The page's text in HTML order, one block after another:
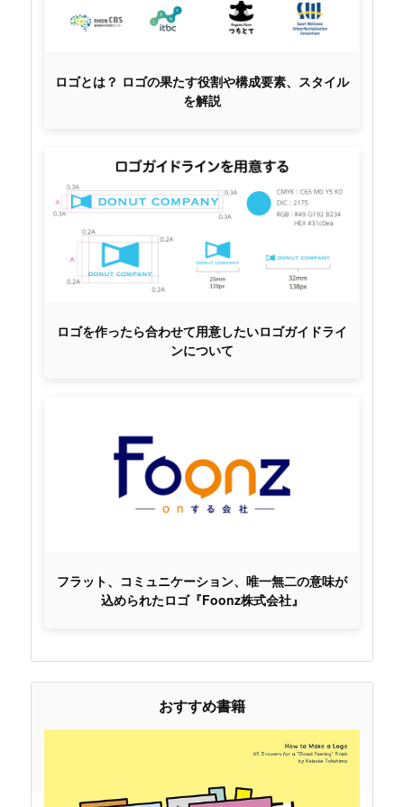
ロゴとは？ ロゴの果たす役割や構成要素、スタイル
を解説
ロゴを作ったら合わせて用意したいロゴガイドライ
ンについて
フラット、コミュニケーション、唯一無二の意味が
込められたロゴ『Foonz株式会社』
おすすめ書籍